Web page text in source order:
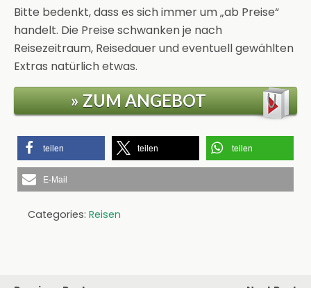
Bitte bedenkt, dass es sich immer um „ab Preise“
handelt. Die Preise schwanken je nach
Reisezeitraum, Reisedauer und eventuell gewählten
Extras natürlich etwas.
» ZUM ANGEBOT
teilen teilen teilen
E-Mail
Categories: Reisen